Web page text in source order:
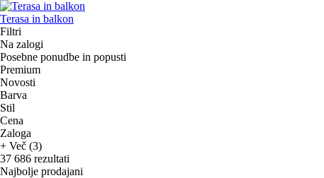
Terasa in balkon
Filtri
Na zalogi
Posebne ponudbe in popusti
Premium
Novosti
Barva
Stil
Cena
Zaloga
+ Več (3)
37 686 rezultati
Najbolje prodajani